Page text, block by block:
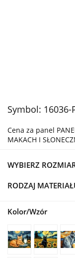
Symbol: 16036-
Cena za panel
MAKACH I
WYBIERZ
RODZAJ
Kolor/Wzór